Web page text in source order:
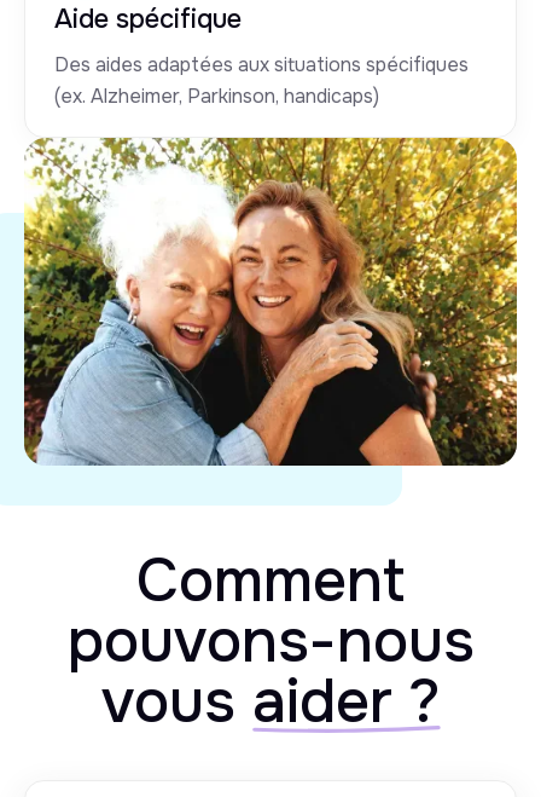
Aide spécifique
Des aides adaptées aux situations spécifiques
(ex. Alzheimer, Parkinson, handicaps)
Comment
pouvons-nous
vous aider ?